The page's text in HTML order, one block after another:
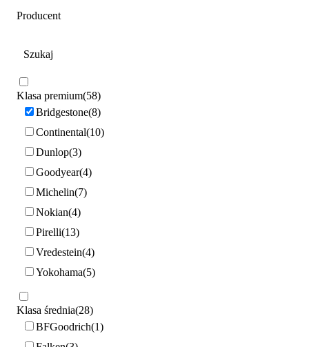
Producent
Klasa premium 58
Bridgestone 8
Continental 10
Dunlop 3
Goodyear 4
Michelin 7
Nokian 4
Pirelli 13
Vredestein 4
Yokohama 5
Klasa średnia 28
BFGoodrich 1